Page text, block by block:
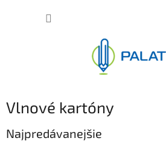
Vlnové kartóny
Najpredávanejšie